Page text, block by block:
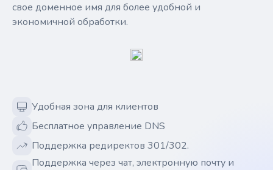
свое доменное имя для более удобной и
экономичной обработки.
Удобная зона для клиентов
Бесплатное управление DNS
Поддержка редиректов 301/302.
Поддержка через чат, электронную почту и